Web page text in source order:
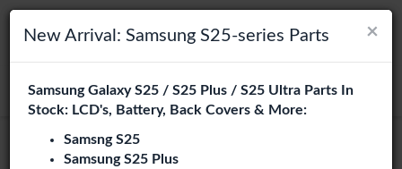
×
Wählen Sie Ihre Sprache
Es sieht so aus, als wären Sie in Vereinigte Staaten
Besuchen Sie
Navigation umschalten
suchen
Login
×
New Arrival: Samsung S25-series Parts
Samsung Galaxy S25 / S25 Plus / S25 Ultra Parts In
Stock: LCD's, Battery, Back Covers & More:
Samsng S25
Samsung S25 Plus